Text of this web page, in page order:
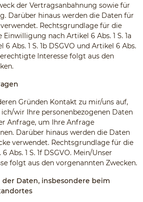
der Vertragsanbahnung sowie für
Darüber hinaus werden die Daten für
Rechtsgrundlage für die
nach Artikel 6 Abs. 1 S. 1a
6 Abs. 1 S. 1b DSGVO und Artikel 6 Abs.
Interesse folgt aus den
Gründen Kontakt zu mir/uns auf,
wir Ihre personenbezogenen Daten
Anfrage, um Ihre Anfrage
Darüber hinaus werden die Daten
verwendet. Rechtsgrundlage für die
Abs. 1 S. 1f DSGVO. Mein/Unser
folgt aus den vorgenannten Zwecken.
Daten, insbesondere beim